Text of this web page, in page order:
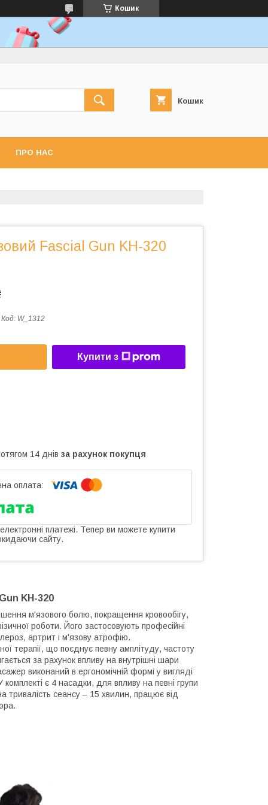
Кошик
Кошик
ПРО НАС
Fascial Gun KH-320
Код: W_1312
Купити з
14 днів за рахунок покупця
платежі. Тепер ви можете купити
сайту.
KH-320
м'язового болю, покращення кровообігу,
роботи. Його застосовують професійні
артрит і м'язову атрофію.
терапії, що поєднує певну амплітуду, частоту
за рахунок впливу на внутрішні шари
виконаний в ергономічній формі у вигляді
є 4 насадки, для впливу на певні групи
тривалість сеансу – 15 хвилин, працює від